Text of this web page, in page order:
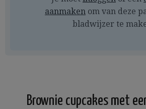
aanmaken om van deze
bladwijzer te
Brownie cupcakes met